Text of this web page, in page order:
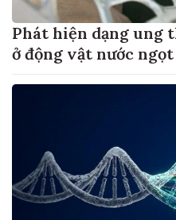
Phát hiện dạng ung
ở động vật nước ngọt